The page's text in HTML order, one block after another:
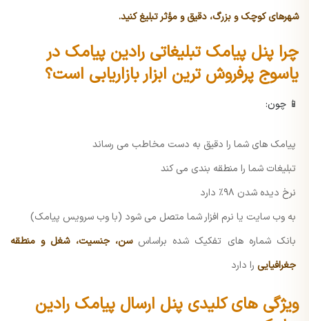
شهرهای کوچک و بزرگ، دقیق و مؤثر تبلیغ کنید.
چرا پنل پیامک تبلیغاتی رادین پیامک در
یاسوج پرفروش ترین ابزار بازاریابی است؟
📱 چون:
پیامک های شما را دقیق به دست مخاطب می رساند
تبلیغات شما را منطقه بندی می کند
نرخ دیده شدن ۹۸٪ دارد
به وب سایت یا نرم افزار شما متصل می شود (با وب سرویس پیامک)
بانک شماره های تفکیک شده براساسسن، جنسیت، شغل و منطقه
جغرافیایی را دارد
ویژگی های کلیدی پنل ارسال پیامک رادین